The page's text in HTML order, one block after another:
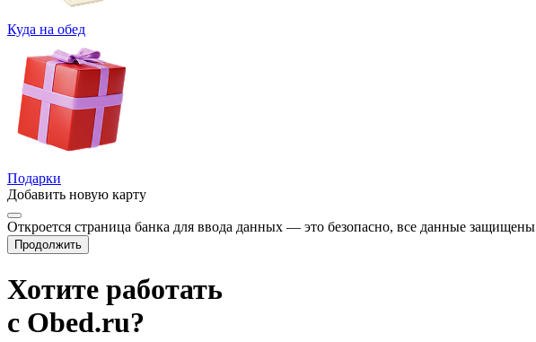
Куда на обед
Подарки
Добавить новую карту
Откроется страница банка для ввода данных — это безопасно, все данные защищены
Продолжить
Хотите работать
с Obed.ru?